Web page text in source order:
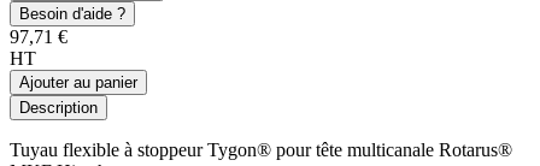
Besoin d'aide ?
97,71 €
HT
Ajouter au panier
Description
Tuyau flexible à stoppeur Tygon® pour tête multicanale Rotarus®